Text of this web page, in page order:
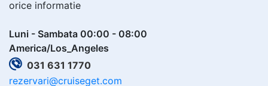
orice informatie
Luni - Sambata 00:00 - 08:00
America/Los_Angeles
031 631 1770
rezervari@cruiseget.com